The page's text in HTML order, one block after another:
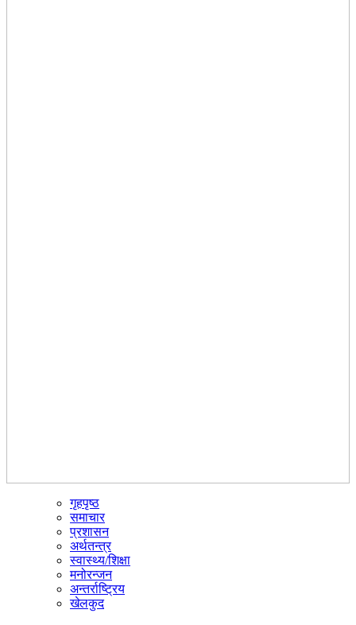
गृहपृष्ठ
समाचार
प्रशासन
अर्थतन्त्र
स्वास्थ्य/शिक्षा
मनोरन्जन
अन्तर्राष्ट्रिय
खेलकुद